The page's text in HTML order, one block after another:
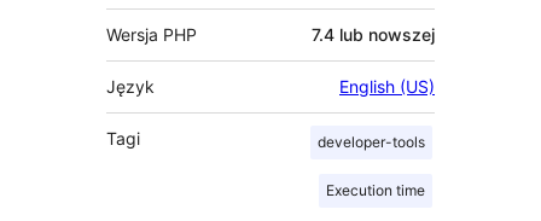
Wersja PHP 7.4 lub nowszej
Język English (US)
Tagi developer-tools
Execution time